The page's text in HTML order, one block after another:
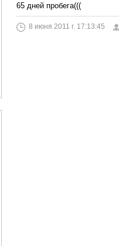
65 дней пробега(((
8 июня 2011 г. 17:13:45